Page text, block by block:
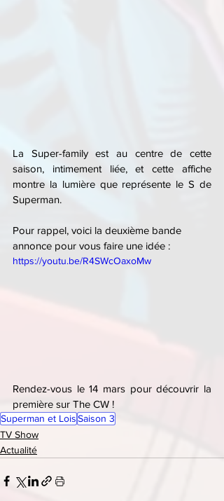
La Super-family est au centre de cette
saison, intimement liée, et cette affiche
montre la lumière que représente le S de
Superman.
Pour rappel, voici la deuxième bande
annonce pour vous faire une idée :
https://youtu.be/R4SWcOaxoMw
Rendez-vous le 14 mars pour découvrir la
première sur The CW !
Superman et LoisSaison 3
TV Show
Actualité